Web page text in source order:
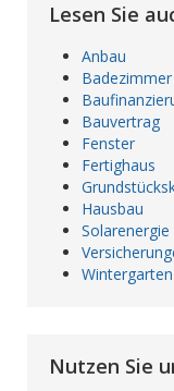
Lesen Sie
Anbau
Badezimmer
Bauvertrag
Fenster
Fertighaus
Hausbau
Solarenergie
Wintergarten
Nutzen Sie